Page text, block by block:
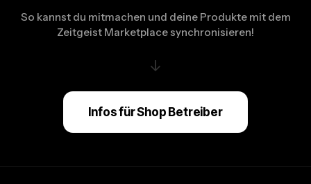
So kannst du mitmachen und deine Produkte mit dem
Zeitgeist Marketplace synchronisieren!
↓
Infos für Shop Betreiber